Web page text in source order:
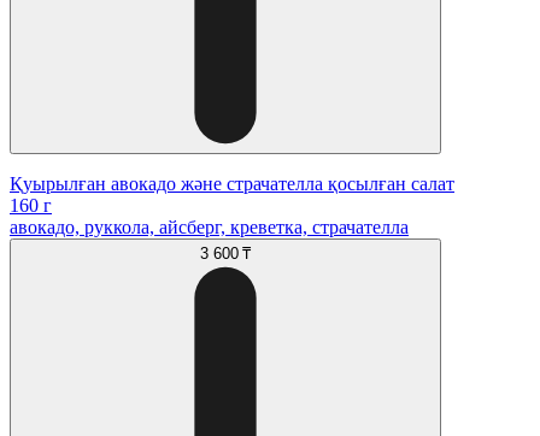
Қуырылған авокадо және страчателла қосылған салат
160 г
авокадо, руккола, айсберг, креветка, страчателла
3 600 ₸